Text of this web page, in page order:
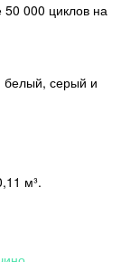
000 циклов на
белый, серый и
м³.